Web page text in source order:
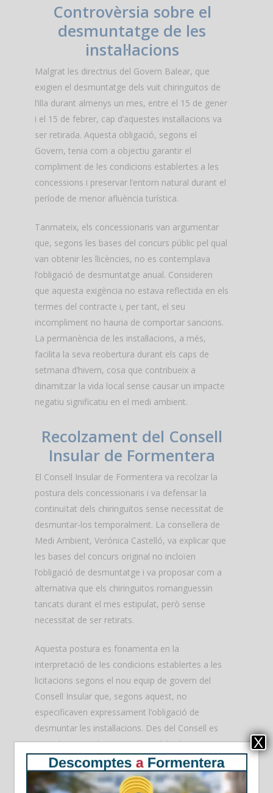
Controvèrsia sobre el
desmuntatge de les
instal·lacions
Malgrat les directrius del Govern Balear, que
exigien el desmuntatge dels vuit chiringuitos de
l’illa durant almenys un mes, entre el 15 de gener
i el 15 de febrer, cap d’aquestes instal·lacions va
ser retirada. Aquesta obligació, segons el
Govern, tenia com a objectiu garantir el
compliment de les condicions establertes a les
concessions i preservar l’entorn natural durant el
període de menor afluència turística.
Tanmateix, els concessionaris van argumentar
que, segons les bases del concurs públic pel qual
van obtenir les llicències, no es contemplava
l’obligació de desmuntatge anual. Consideren
que aquesta exigència no estava reflectida en els
termes del contracte i, per tant, el seu
incompliment no hauria de comportar sancions.
La permanència de les instal·lacions, a més,
facilita la seva reobertura durant els caps de
setmana d’hivern, cosa que contribueix a
dinamitzar la vida local sense causar un impacte
negatiu significatiu en el medi ambient.
Recolzament del Consell
Insular de Formentera
El Consell Insular de Formentera va recolzar la
postura dels concessionaris i va defensar la
continuïtat dels chiringuitos sense necessitat de
desmuntar-los temporalment. La consellera de
Medi Ambient, Verónica Castelló, va explicar que
les bases del concurs original no incloïen
l’obligació de desmuntatge i va proposar com a
alternativa que els chiringuitos romanguessin
tancats durant el mes estipulat, però sense
necessitat de ser retirats.
Aquesta postura es fonamenta en la
interpretació de les condicions establertes a les
licitacions segons el nou equip de govern del
Consell Insular que, segons aquest, no
especificaven expressament l’obligació de
desmuntar les instal·lacions. Des del Consell es
considera que el manteniment dels chiringuitos
durant tot l’any no compromet la conservació de
l’entorn natural, sempre que es respectin les
X